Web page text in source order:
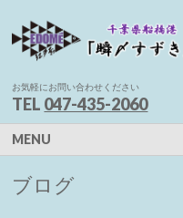
お気軽にお問い合わせください
TEL 047-435-2060
MENU
ブログ